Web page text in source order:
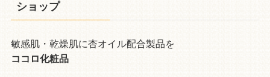
ショップ
敏感肌・乾燥肌に杏オイル配合製品を
ココロ化粧品